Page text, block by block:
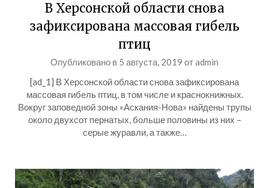
В Херсонской области снова
зафиксирована массовая гибель
птиц
Опубликовано в 5 августа, 2019 отadmin
[ad_1] В Херсонской области снова зафиксирована
массовая гибель птиц, в том числе и краснокнижных.
Вокруг заповедной зоны «Аскания-Нова» найдены трупы
около двухсот пернатых, больше половины из них –
серые журавли, а также…